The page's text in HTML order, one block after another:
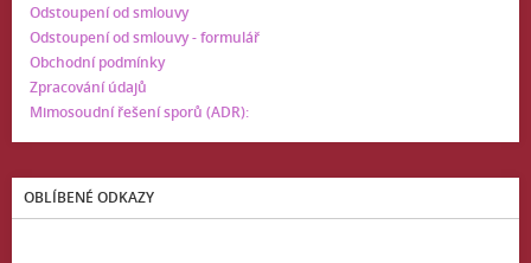
Odstoupení od smlouvy
Odstoupení od smlouvy - formulář
Obchodní podmínky
Zpracování údajů
Mimosoudní řešení sporů (ADR):
OBLÍBENÉ ODKAZY